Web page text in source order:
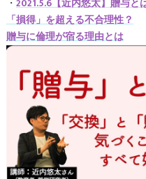
・ 2021.5.6【近内悠太】贈与と
「損得」を超える不合理性？
贈与に倫理が宿る理由とは